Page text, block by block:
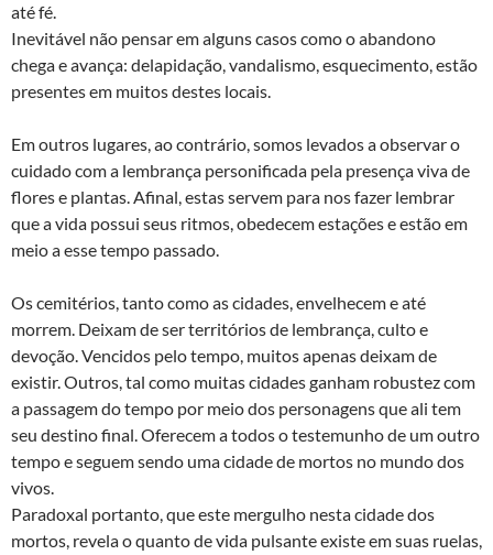
até fé.
Inevitável não pensar em alguns casos como o abandono
chega e avança: delapidação, vandalismo, esquecimento, estão
presentes em muitos destes locais.
Em outros lugares, ao contrário, somos levados a observar o
cuidado com a lembrança personificada pela presença viva de
flores e plantas. Afinal, estas servem para nos fazer lembrar
que a vida possui seus ritmos, obedecem estações e estão em
meio a esse tempo passado.
Os cemitérios, tanto como as cidades, envelhecem e até
morrem. Deixam de ser territórios de lembrança, culto e
devoção. Vencidos pelo tempo, muitos apenas deixam de
existir. Outros, tal como muitas cidades ganham robustez com
a passagem do tempo por meio dos personagens que ali tem
seu destino final. Oferecem a todos o testemunho de um outro
tempo e seguem sendo uma cidade de mortos no mundo dos
vivos.
Paradoxal portanto, que este mergulho nesta cidade dos
mortos, revela o quanto de vida pulsante existe em suas ruelas,